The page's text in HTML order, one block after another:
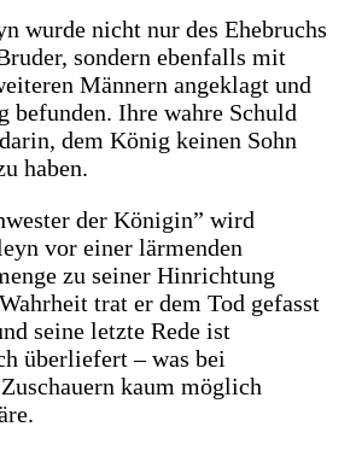
wurde nicht nur des Ehebruchs
sondern ebenfalls mit
Männern angeklagt und
befunden. Ihre wahre Schuld
dem König keinen Sohn
haben.
der Königin” wird
vor einer lärmenden
zu seiner Hinrichtung
trat er dem Tod gefasst
seine letzte Rede ist
überliefert – was bei
kaum möglich